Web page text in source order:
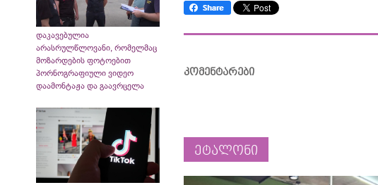
დაკავებულია
არასრულწლოვანი, რომელმაც
მოზარდების ფოტოებით
პორნოგრაფიული ვიდეო
დაამონტაჟა და გაავრცელა
კომენტარები
ეტალონი